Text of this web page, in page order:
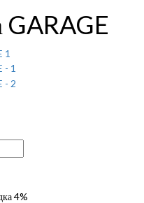
GARAGE
4%